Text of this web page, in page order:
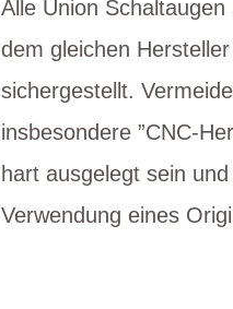
Alle Union
dem gleichen
sichergestellt.
insbesondere ”CNC-
hart ausgelegt sein
Verwendung eines